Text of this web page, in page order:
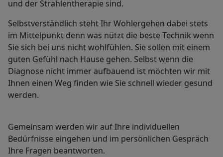
und der Strahlentherapie sind.
Selbstverständlich steht Ihr Wohlergehen dabei stets
im Mittelpunkt denn was nützt die beste Technik wenn
Sie sich bei uns nicht wohlfühlen. Sie sollen mit einem
guten Gefühl nach Hause gehen. Selbst wenn die
Diagnose nicht immer aufbauend ist möchten wir mit
Ihnen einen Weg finden wie Sie schnell wieder gesund
werden.
Gemeinsam werden wir auf Ihre individuellen
Bedürfnisse eingehen und im persönlichen Gespräch
Ihre Fragen beantworten.